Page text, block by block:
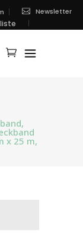
Newsletter
x 25 m,